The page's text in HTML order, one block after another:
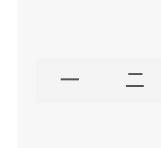
一 二